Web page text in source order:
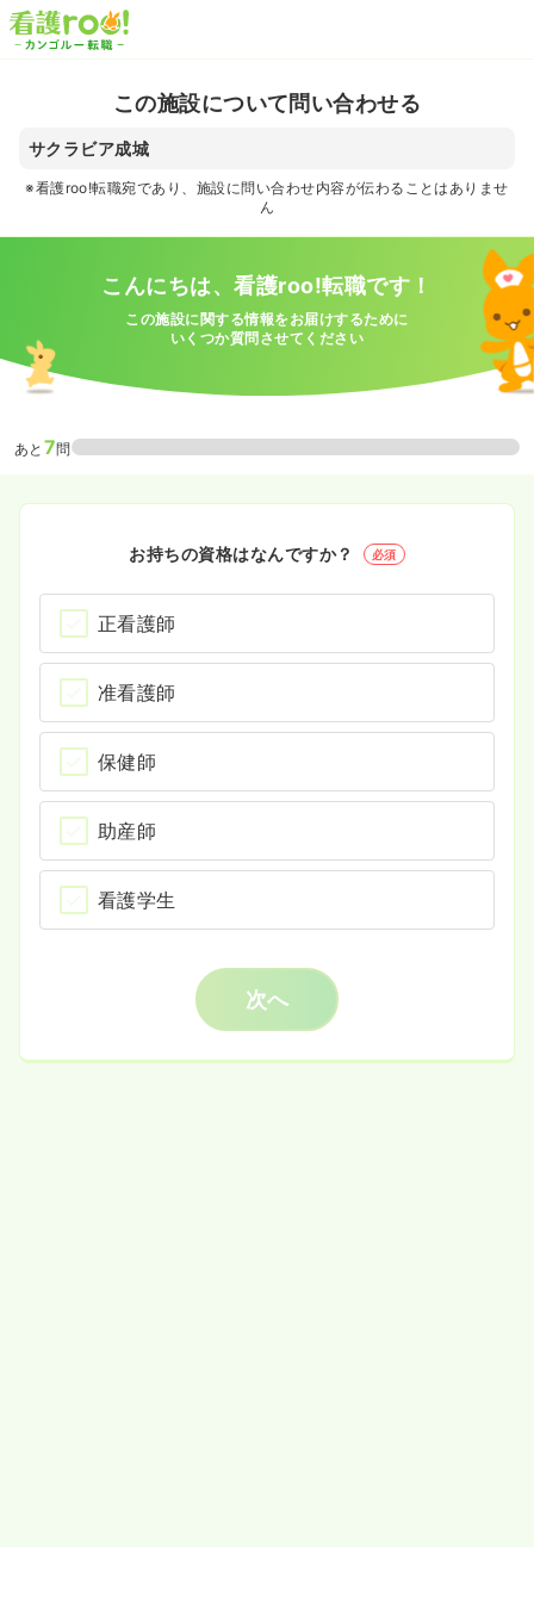
この施設について問い合わせる
サクラビア成城
※看護roo!転職宛であり、施設に問い合わせ内容が伝わることはありませ
ん
こんにちは、看護roo!転職です！
この施設に関する情報をお届けするために
いくつか質問させてください
あと 7問
お持ちの資格はなんですか？ 必須
正看護師
准看護師
保健師
助産師
看護学生
次へ